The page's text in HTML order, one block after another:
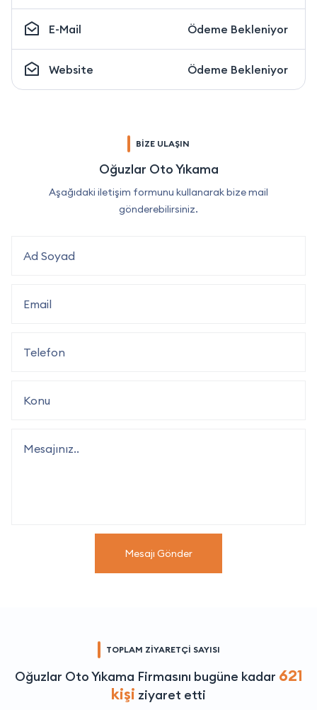
E-Mail Ödeme Bekleniyor
Website Ödeme Bekleniyor
BİZE ULAŞIN
Oğuzlar Oto Yıkama
Aşağıdaki iletişim formunu kullanarak bize mail
gönderebilirsiniz.
Mesajı Gönder
TOPLAM ZİYARETÇİ SAYISI
Oğuzlar Oto Yıkama Firmasını bugüne kadar 621
kişi ziyaret etti